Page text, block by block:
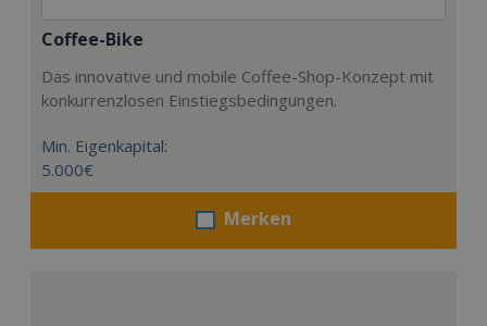
Coffee-Bike
Das innovative und mobile Coffee-Shop-Konzept mit
konkurrenzlosen Einstiegsbedingungen.
Min. Eigenkapital:
5.000€
Merken